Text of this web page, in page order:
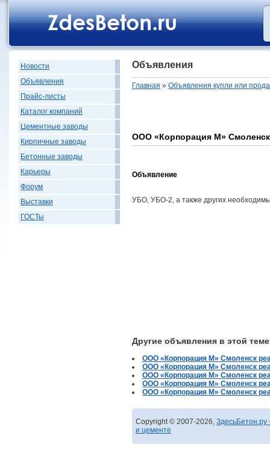
Новости
Объявления
Прайс-листы
Каталог компаний
Цементные заводы
Кирпичные заводы
Бетонные заводы
Карьеры
Форум
Выставки
ГОСТы
Объявления
Главная » Объявления купли или
ООО «Корпорация М» Смоленск
Объявление
УБО, УБО-2, а также других
Другие объявления в этой теме
ООО «Корпорация М» Смоленск
ООО «Корпорация М» Смоленск
ООО «Корпорация М» Смоленск
ООО «Корпорация М» Смоленск
ООО «Корпорация М» Смоленск
Copyright © 2007-2026,
и цементе